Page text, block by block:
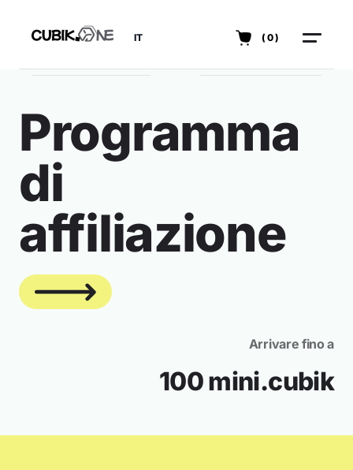
IT (0)
Programma
di
affiliazione
Arrivare fino a
100 mini.cubik